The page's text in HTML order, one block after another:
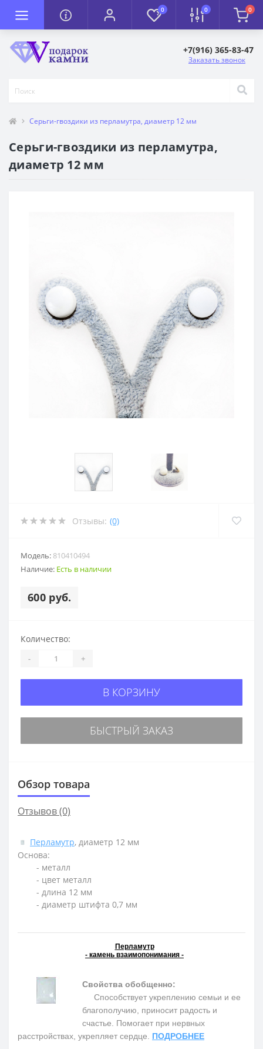
0 0 0
+7(916) 365-83-47
Заказать звонок
Серьги-гвоздики из перламутра, диаметр 12 мм
Серьги-гвоздики из перламутра,
диаметр 12 мм
Отзывы: (0)
Модель: 810410494
Наличие: Есть в наличии
600 руб.
Количество:
- +
В КОРЗИНУ
БЫСТРЫЙ ЗАКАЗ
Обзор товара
Отзывов (0)
Перламутр, диаметр 12 мм
Основа:
- металл
- цвет металл
- длина 12 мм
- диаметр штифта 0,7 мм
Перламутр
- камень взаимопонимания -
Свойства обобщенно:
Способствует укреплению семьи и ее
благополучию, приносит радость и
счастье. Помогает при нервных
расстройствах, укрепляет сердце. ПОДРОБНЕЕ